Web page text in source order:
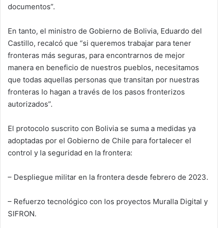
documentos”.
En tanto, el ministro de Gobierno de Bolivia, Eduardo del
Castillo, recalcó que “si queremos trabajar para tener
fronteras más seguras, para encontrarnos de mejor
manera en beneficio de nuestros pueblos, necesitamos
que todas aquellas personas que transitan por nuestras
fronteras lo hagan a través de los pasos fronterizos
autorizados”.
El protocolo suscrito con Bolivia se suma a medidas ya
adoptadas por el Gobierno de Chile para fortalecer el
control y la seguridad en la frontera:
– Despliegue militar en la frontera desde febrero de 2023.
– Refuerzo tecnológico con los proyectos Muralla Digital y
SIFRON.